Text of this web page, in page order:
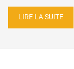
LIRE LA SUITE